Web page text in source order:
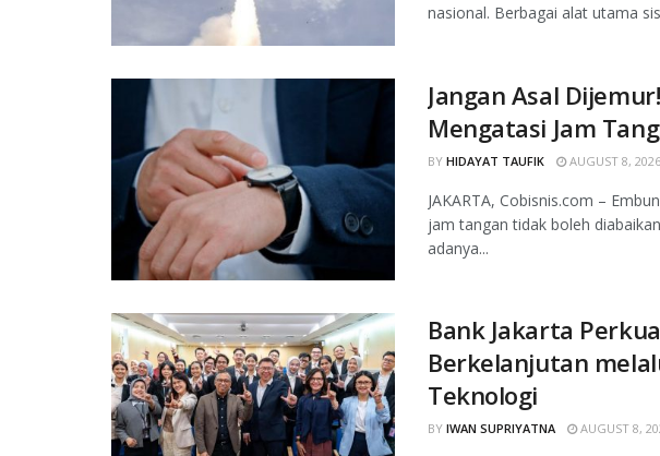
nasional. Berbagai alat utama
Jangan Asal
Mengatasi Jam
BY HIDAYAT TAUFIK AUGUST 8, 2026
JAKARTA, Cobisnis.com –
jam tangan tidak boleh
adanya...
Bank Jakarta
Berkelanjutan
Teknologi
BY IWAN SUPRIYATNA AUGUST 8,